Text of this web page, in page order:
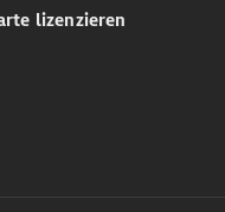
lizenzieren